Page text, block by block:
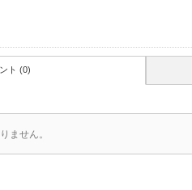
ト (0)
ません。